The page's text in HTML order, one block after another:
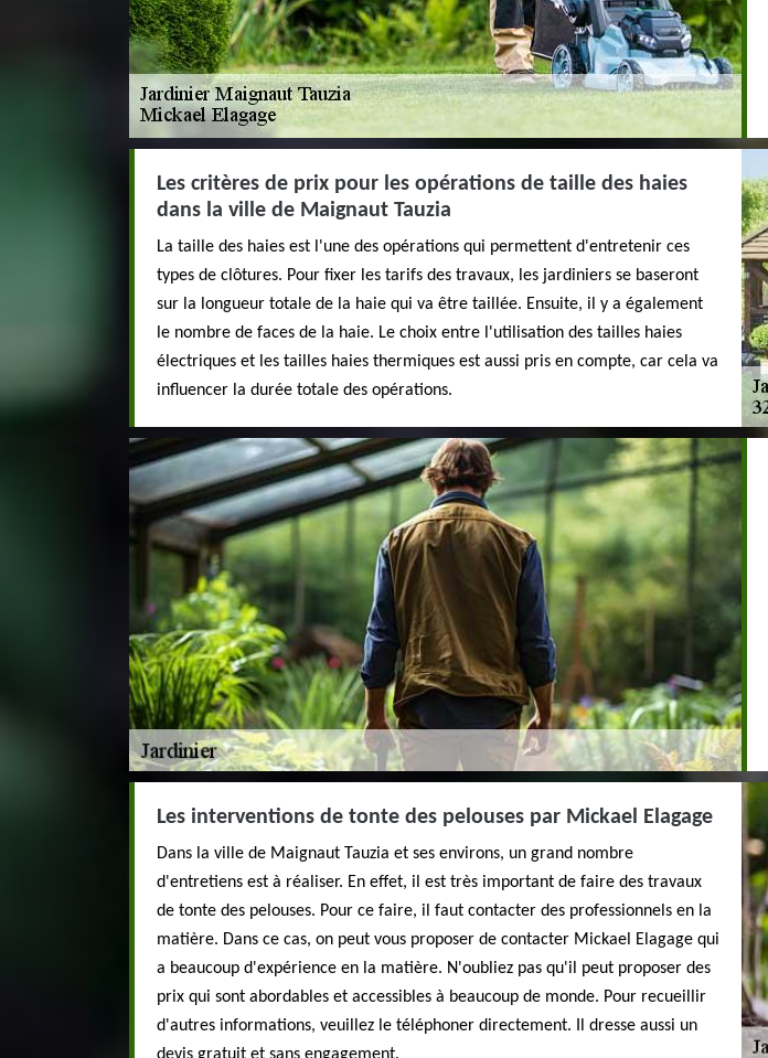
Les critères de prix pour les opérations de taille des haies
dans la ville de Maignaut Tauzia
La taille des haies est l'une des opérations qui permettent d'entretenir ces
types de clôtures. Pour fixer les tarifs des travaux, les jardiniers se baseront
sur la longueur totale de la haie qui va être taillée. Ensuite, il y a également
le nombre de faces de la haie. Le choix entre l'utilisation des tailles haies
électriques et les tailles haies thermiques est aussi pris en compte, car cela va
influencer la durée totale des opérations.
Les interventions de tonte des pelouses par Mickael Elagage
Dans la ville de Maignaut Tauzia et ses environs, un grand nombre
d'entretiens est à réaliser. En effet, il est très important de faire des travaux
de tonte des pelouses. Pour ce faire, il faut contacter des professionnels en la
matière. Dans ce cas, on peut vous proposer de contacter Mickael Elagage qui
a beaucoup d'expérience en la matière. N'oubliez pas qu'il peut proposer des
prix qui sont abordables et accessibles à beaucoup de monde. Pour recueillir
d'autres informations, veuillez le téléphoner directement. Il dresse aussi un